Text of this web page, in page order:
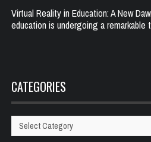
Virtual Reality in Education: A New
education is undergoing a remarkable
CATEGORIES
Categories